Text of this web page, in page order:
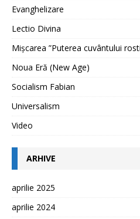
Evanghelizare
Lectio Divina
Mișcarea ”Puterea cuvântului
Noua Eră (New Age)
Socialism Fabian
Universalism
Video
ARHIVE
aprilie 2025
aprilie 2024